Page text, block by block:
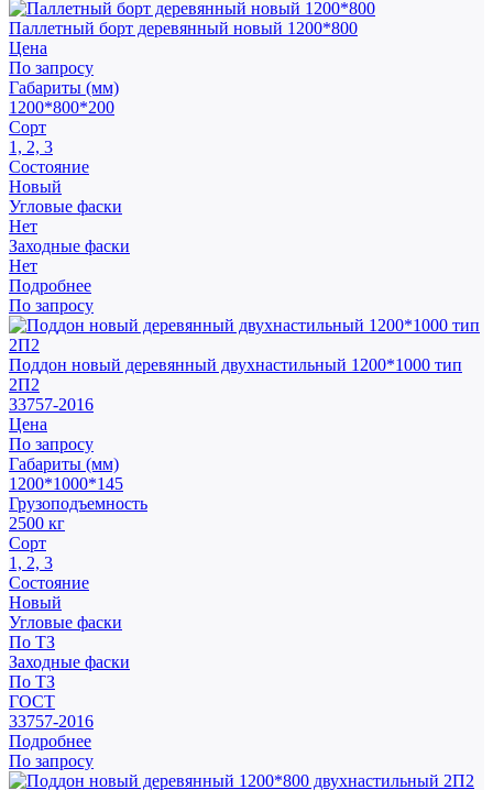
Паллетный борт деревянный новый 1200*800
Цена
По запросу
Габариты (мм)
1200*800*200
Сорт
1, 2, 3
Состояние
Новый
Угловые фаски
Нет
Заходные фаски
Нет
Подробнее
По запросу
Поддон новый деревянный двухнастильный 1200*1000 тип
2П2
33757-2016
Цена
По запросу
Габариты (мм)
1200*1000*145
Грузоподъемность
2500 кг
Сорт
1, 2, 3
Состояние
Новый
Угловые фаски
По ТЗ
Заходные фаски
По ТЗ
ГОСТ
33757-2016
Подробнее
По запросу